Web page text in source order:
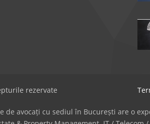
rezervate
de avocați cu sediul în București are